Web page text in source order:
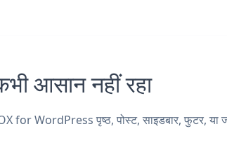
आसान नहीं रहा
WordPress पृष्ठ, पोस्ट, साइडबार, फुटर, या